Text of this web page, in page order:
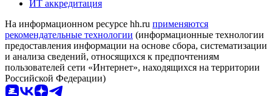
ИТ аккредитация
На информационном ресурсе hh.ru применяются
рекомендательные технологии (информационные технологии
предоставления информации на основе сбора, систематизации
и анализа сведений, относящихся к предпочтениям
пользователей сети «Интернет», находящихся на территории
Российской Федерации)